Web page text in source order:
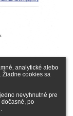
analytické alebo
Žiadne cookies sa
nevyhnutné pre
po